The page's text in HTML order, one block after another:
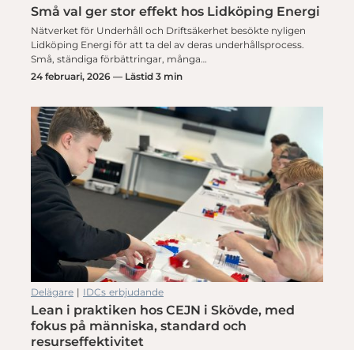
Små val ger stor effekt hos Lidköping Energi
Nätverket för Underhåll och Driftsäkerhet besökte nyligen
Lidköping Energi för att ta del av deras underhållsprocess.
Små, ständiga förbättringar, många…
24 februari, 2026 — Lästid 3 min
Delägare | IDCs erbjudande
Lean i praktiken hos CEJN i Skövde, med
fokus på människa, standard och
resurseffektivitet